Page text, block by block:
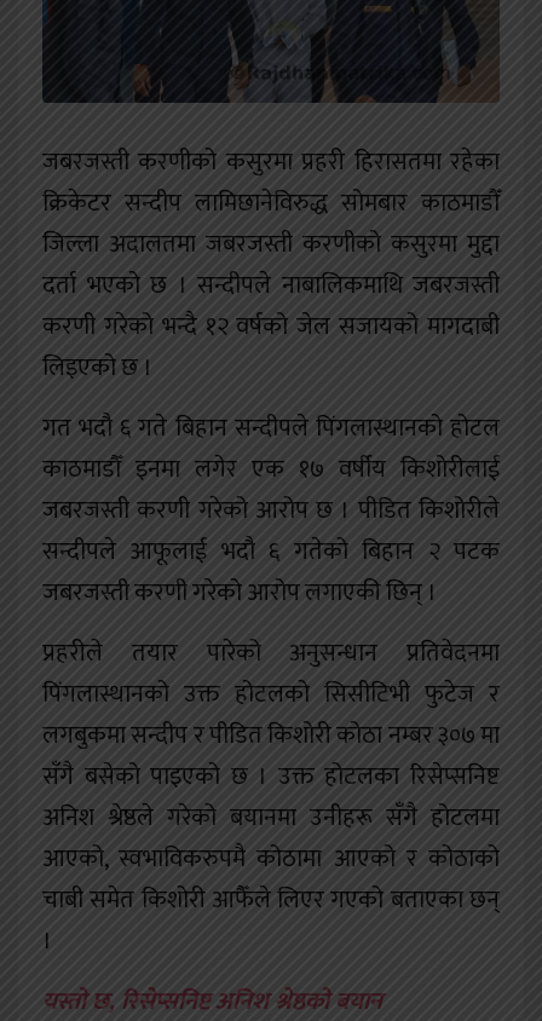
जबरजस्ती करणीको कसुरमा प्रहरी हिरासतमा रहेका
क्रिकेटर सन्दीप लामिछानेविरुद्ध सोमबार काठमाडौँ
जिल्ला अदालतमा जबरजस्ती करणीको कसुरमा मुद्दा
दर्ता भएको छ । सन्दीपले नाबालिकमाथि जबरजस्ती
करणी गरेको भन्दै १२ वर्षको जेल सजायको मागदाबी
लिइएको छ ।
गत भदौ ६ गते बिहान सन्दीपले पिंगलास्थानको होटल
काठमाडौँ इनमा लगेर एक १७ वर्षीय किशोरीलाई
जबरजस्ती करणी गरेको आरोप छ । पीडित किशोरीले
सन्दीपले आफूलाई भदौ ६ गतेको बिहान २ पटक
जबरजस्ती करणी गरेको आरोप लगाएकी छिन् ।
प्रहरीले तयार पारेको अनुसन्धान प्रतिवेदनमा
पिंगलास्थानको उक्त होटलको सिसीटिभी फुटेज र
लगबुकमा सन्दीप र पीडित किशोरी कोठा नम्बर ३०७ मा
सँगै बसेको पाइएको छ । उक्त होटलका रिसेप्सनिष्ट
अनिश श्रेष्ठले गरेको बयानमा उनीहरू सँगै होटलमा
आएको, स्वभाविकरुपमै कोठामा आएको र कोठाको
चाबी समेत किशोरी आफैँले लिएर गएको बताएका छन्
।
यस्तो छ, रिसेप्सनिष्ट अनिश श्रेष्ठको बयान